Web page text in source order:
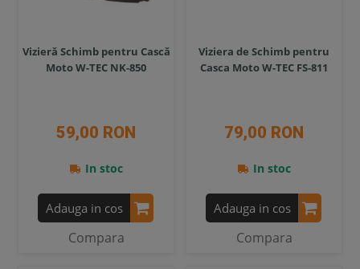
Vizieră Schimb pentru Cască
Moto W-TEC NK-850
59,00 RON
In stoc
Adauga in cos
Compara
Viziera de Schimb pentru
Casca Moto W-TEC FS-811
79,00 RON
In stoc
Adauga in cos
Compara